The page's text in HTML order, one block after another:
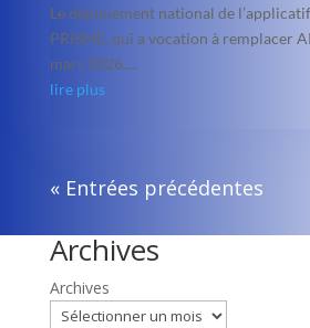
Le déploiement national de
PRISME, qui a vocation à remplacer
mars 2026....
lire plus
« Entrées précédentes
Archives
Archives